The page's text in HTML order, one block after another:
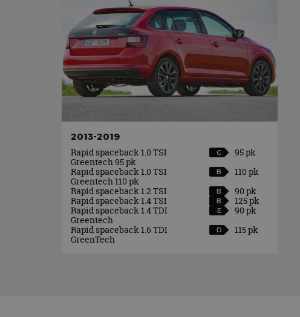
2013-2019
Rapid spaceback 1.0 TSI
Greentech 95 pk
C
95 pk
Rapid spaceback 1.0 TSI
Greentech 110 pk
B
110 pk
Rapid spaceback 1.2 TSI
B
90 pk
Rapid spaceback 1.4 TSI
B
125 pk
Rapid spaceback 1.4 TDI
Greentech
E
90 pk
Rapid spaceback 1.6 TDI
GreenTech
D 115 pk